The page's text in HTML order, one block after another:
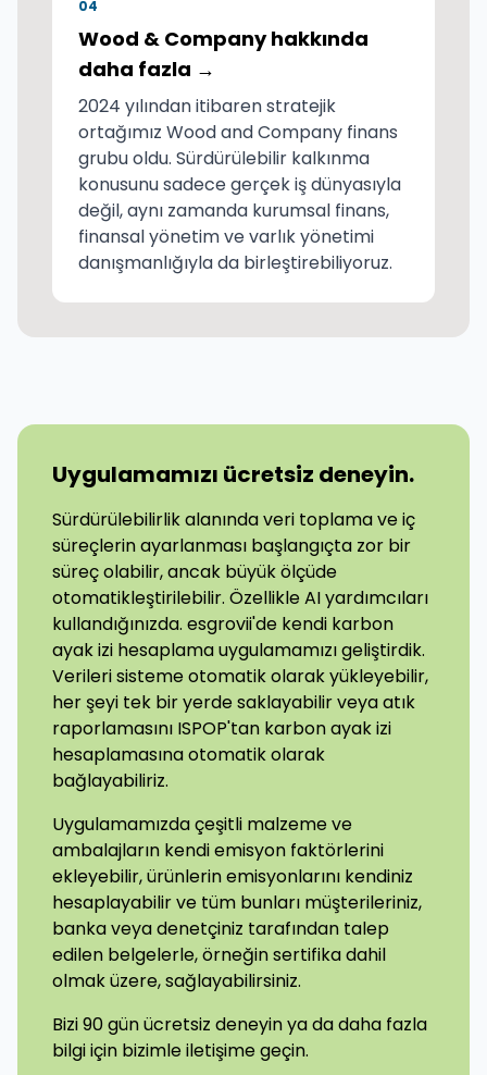
04
Wood & Company hakkında
daha fazla →
2024 yılından itibaren stratejik
ortağımız Wood and Company finans
grubu oldu. Sürdürülebilir kalkınma
konusunu sadece gerçek iş dünyasıyla
değil, aynı zamanda kurumsal finans,
finansal yönetim ve varlık yönetimi
danışmanlığıyla da birleştirebiliyoruz.
Uygulamamızı ücretsiz deneyin.
Sürdürülebilirlik alanında veri toplama ve iç
süreçlerin ayarlanması başlangıçta zor bir
süreç olabilir, ancak büyük ölçüde
otomatikleştirilebilir. Özellikle AI yardımcıları
kullandığınızda. esgrovii'de kendi karbon
ayak izi hesaplama uygulamamızı geliştirdik.
Verileri sisteme otomatik olarak yükleyebilir,
her şeyi tek bir yerde saklayabilir veya atık
raporlamasını ISPOP'tan karbon ayak izi
hesaplamasına otomatik olarak
bağlayabiliriz.
Uygulamamızda çeşitli malzeme ve
ambalajların kendi emisyon faktörlerini
ekleyebilir, ürünlerin emisyonlarını kendiniz
hesaplayabilir ve tüm bunları müşterileriniz,
banka veya denetçiniz tarafından talep
edilen belgelerle, örneğin sertifika dahil
olmak üzere, sağlayabilirsiniz.
Bizi 90 gün ücretsiz deneyin ya da daha fazla
bilgi için bizimle iletişime geçin.